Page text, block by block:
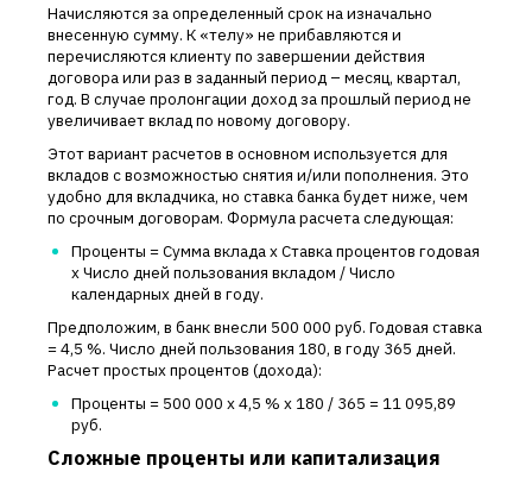
Начисляются за определенный срок на изначально
внесенную сумму. К «телу» не прибавляются и
перечисляются клиенту по завершении действия
договора или раз в заданный период – месяц, квартал,
год. В случае пролонгации доход за прошлый период не
увеличивает вклад по новому договору.
Этот вариант расчетов в основном используется для
вкладов с возможностью снятия и/или пополнения. Это
удобно для вкладчика, но ставка банка будет ниже, чем
по срочным договорам. Формула расчета следующая:
Проценты = Сумма вклада х Ставка процентов годовая
х Число дней пользования вкладом / Число
календарных дней в году.
Предположим, в банк внесли 500 000 руб. Годовая ставка
= 4,5 %. Число дней пользования 180, в году 365 дней.
Расчет простых процентов (дохода):
Проценты = 500 000 х 4,5 % х 180 / 365 = 11 095,89
руб.
Сложные проценты или капитализация